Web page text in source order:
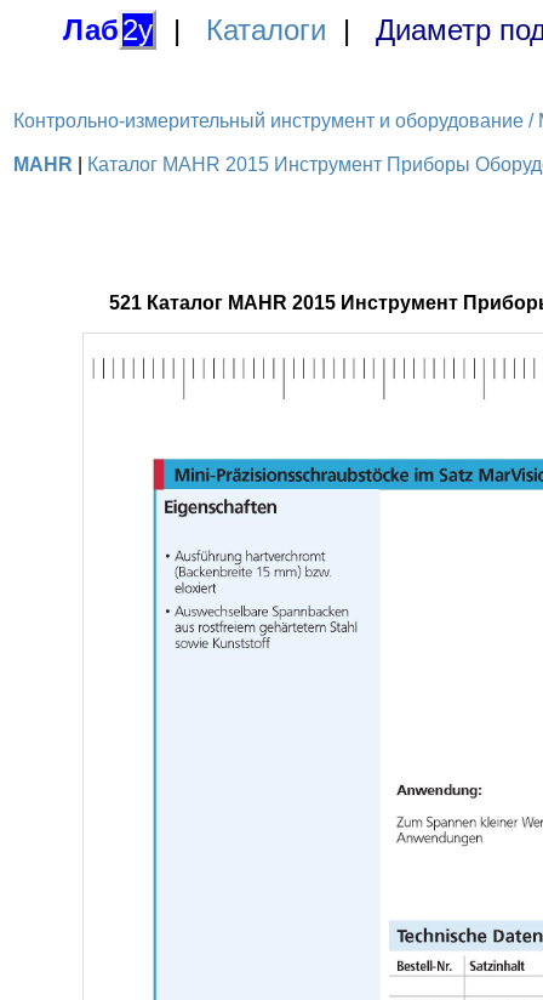
Лаб2у | Каталоги | Диаметр
Контрольно-измерительный инструмент и оборудование
MAHR Каталог MAHR 2015 Инструмент Приборы
521 Каталог MAHR 2015 Инструмент